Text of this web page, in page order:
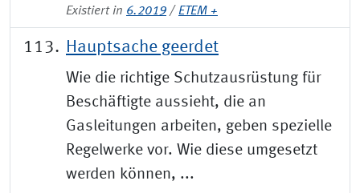
Existiert in 6.2019 / ETEM +
Hauptsache geerdet
Wie die richtige Schutzausrüstung für
Beschäftigte aussieht, die an
Gasleitungen arbeiten, geben spezielle
Regelwerke vor. Wie diese umgesetzt
werden können, ...